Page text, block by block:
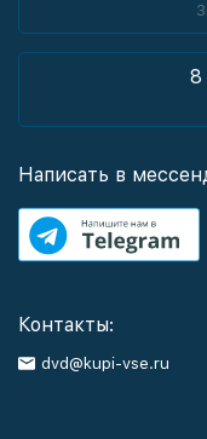
8
Написать в
Контакты:
dvd@kupi-vse.ru